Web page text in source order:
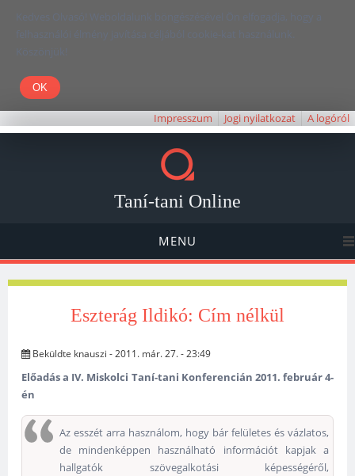
Kedves Olvasó! Weboldalunk böngészésével Ön elfogadja, hogy a
felhasználói élmény javítása céljából cookie-kat használunk.
Köszönjük!
Impresszum Jogi nyilatkozat A logóról
Taní-tani Online
MENU
Eszterág Ildikó: Cím nélkül
Beküldte knauszi - 2011. már. 27. - 23:49
Előadás a IV. Miskolci Taní-tani Konferencián 2011. február 4-
én
Az esszét arra használom, hogy bár felületes és vázlatos,
de mindenképpen használható információt kapjak a
hallgatók szövegalkotási képességéről,